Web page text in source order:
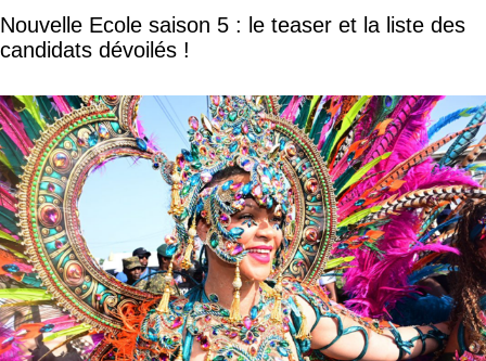
Nouvelle Ecole saison 5 : le teaser et la liste des
candidats dévoilés !